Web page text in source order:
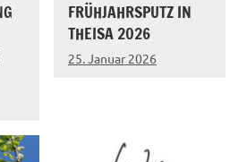
FRÜHJAHRSPUTZ IN
THEISA 2026
25. Januar 2026